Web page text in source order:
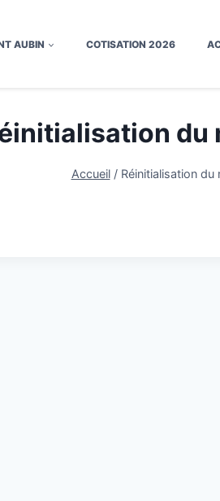
AUBIN COTISATION 2026
du
Accueil / Réinitialisation